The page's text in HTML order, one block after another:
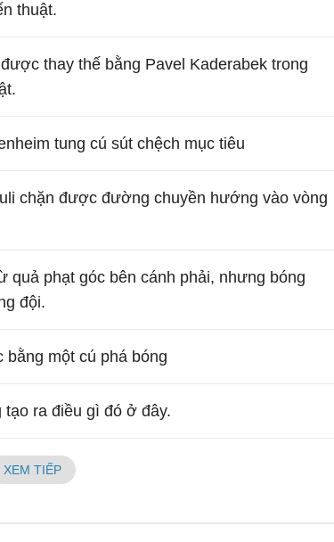
thuật.
thay thế bằng Pavel Kaderabek trong
tung cú sút chệch mục tiêu
chặn được đường chuyền hướng vào vòng
quả phạt góc bên cánh phải, nhưng bóng
đội.
bằng một cú phá bóng
tạo ra điều gì đó ở đây.
XEM TIẾP